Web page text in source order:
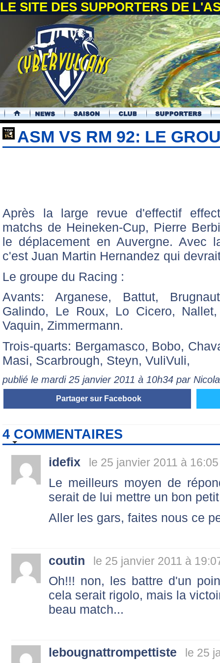
LE SITE DES SUPPORTERS DE
.
ASM VS RM 92: LE
Après la large revue d'effectif
matchs de Heineken-Cup, Pierre
le déplacement en Auvergne. Avec
c'est Juan Martin Hernandez qui
Le groupe du Racing :
Avants: Arganese, Battut,
Galindo, Le Roux, Lo Cicero,
Vaquin, Zimmermann.
Trois-quarts: Bergamasco, Bobo,
Masi, Scarbrough, Steyn, VuliVuli,
publié le mardi 25 janvier 2011 à 10h34 par
Partager sur Facebook
4 COMMENTAIRES
idefix le 25 janvier 2011 à 16:05
Le meilleurs moyen de
serait de lui mettre un bon
Aller les gars, faites nous ce
coutin le 25 janvier 2011 à
Oh!!! non, les battre d'un
cela serait rigolo, mais la
beau match...
lebougnattrompettiste le 25